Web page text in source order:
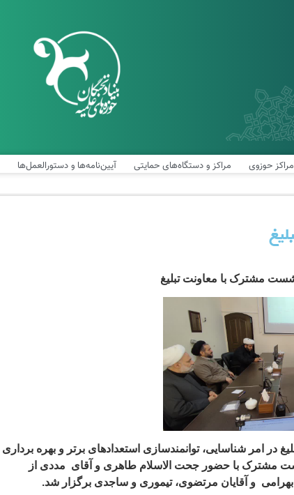
حوزوی مراکز و دستگاه‌های حمایتی آیین‌نامه‌ها و دستورالعمل‌ها
مشترک با معاونت تبلیغ
در امر شناسایی، توانمندسازی استعدادهای برتر و بهره برداری
مشترک با حضور جحت الاسلام طاهری و آقای مددی از
و آقایان مرتضوی، تیموری و ساجدی برگزار شد.